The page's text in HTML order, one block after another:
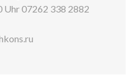
Uhr 07262 338 2882